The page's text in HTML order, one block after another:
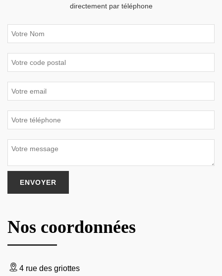
directement par téléphone
Nos coordonnées
4 rue des griottes